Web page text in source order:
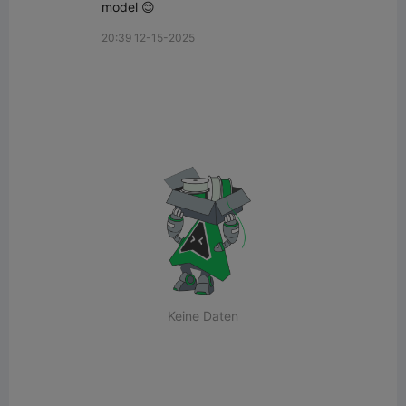
model 😊
20:39 12-15-2025
Keine Daten